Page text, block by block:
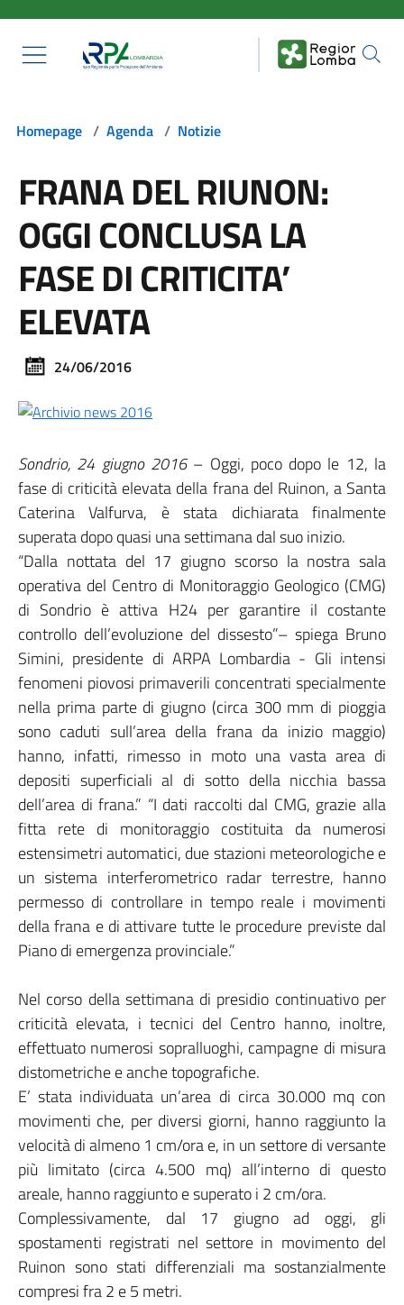
Homepage / Agenda / Notizie
FRANA DEL RIUNON:
OGGI CONCLUSA LA
FASE DI CRITICITA’
ELEVATA
24/06/2016
Sondrio, 24 giugno 2016 – Oggi, poco dopo le 12, la
fase di criticità elevata della frana del Ruinon, a Santa
Caterina Valfurva, è stata dichiarata finalmente
superata dopo quasi una settimana dal suo inizio.
“Dalla nottata del 17 giugno scorso la nostra sala
operativa del Centro di Monitoraggio Geologico (CMG)
di Sondrio è attiva H24 per garantire il costante
controllo dell’evoluzione del dissesto”– spiega Bruno
Simini, presidente di ARPA Lombardia - Gli intensi
fenomeni piovosi primaverili concentrati specialmente
nella prima parte di giugno (circa 300 mm di pioggia
sono caduti sull’area della frana da inizio maggio)
hanno, infatti, rimesso in moto una vasta area di
depositi superficiali al di sotto della nicchia bassa
dell’area di frana.” “I dati raccolti dal CMG, grazie alla
fitta rete di monitoraggio costituita da numerosi
estensimetri automatici, due stazioni meteorologiche e
un sistema interferometrico radar terrestre, hanno
permesso di controllare in tempo reale i movimenti
della frana e di attivare tutte le procedure previste dal
Piano di emergenza provinciale.”
Nel corso della settimana di presidio continuativo per
criticità elevata, i tecnici del Centro hanno, inoltre,
effettuato numerosi sopralluoghi, campagne di misura
distometriche e anche topografiche.
E’ stata individuata un’area di circa 30.000 mq con
movimenti che, per diversi giorni, hanno raggiunto la
velocità di almeno 1 cm/ora e, in un settore di versante
più limitato (circa 4.500 mq) all’interno di questo
areale, hanno raggiunto e superato i 2 cm/ora.
Complessivamente, dal 17 giugno ad oggi, gli
spostamenti registrati nel settore in movimento del
Ruinon sono stati differenziali ma sostanzialmente
compresi fra 2 e 5 metri.